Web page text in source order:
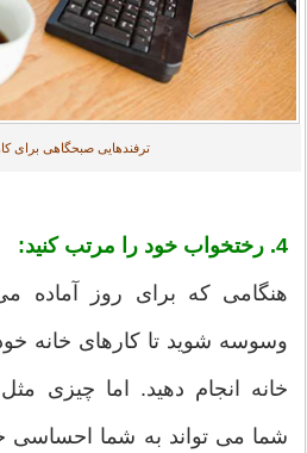
ترفندهایی صبحگاهی
4. رختخواب خود را مرتب کنید:
هنگامی که برای روز
وسوسه شوید تا کارهای خانه
خانه انجام دهید. اما چیزی
شما می تواند به شما احساسی